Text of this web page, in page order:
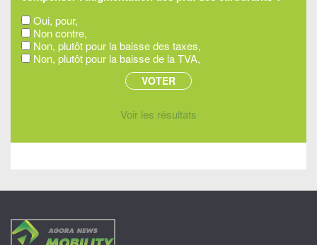
Oui, pour,
Non contre,
Non, plutôt pour la baisse des taxes,
Non, plutôt pour la baisse de la TVA,
Voir les résultats